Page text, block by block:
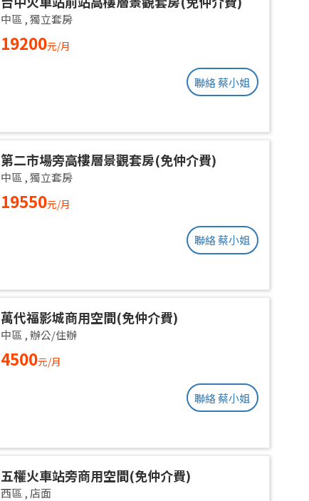
中區 ,獨立套房
19200元/月
聯絡 蔡小姐
第二市場旁高樓層景觀套房(免仲介費)
中區 ,獨立套房
19550元/月
聯絡 蔡小姐
萬代福影城商用空間(免仲介費)
中區 ,辦公/住辦
4500元/月
聯絡 蔡小姐
五權火車站旁商用空間(免仲介費)
西區 , 店面